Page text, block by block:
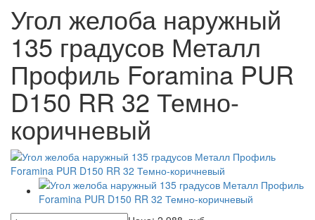
Угол желоба наружный
135 градусов Металл
Профиль Foramina PUR
D150 RR 32 Темно-
коричневый